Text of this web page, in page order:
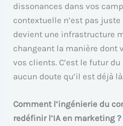
dissonances dans vos
contextuelle n’est pas
devient une infrastructure
changeant la manière dont
vos clients. C’est le futur
aucun doute qu’il est déjà là.
Comment l’ingénierie du
redéfinir l’IA en marketing ?